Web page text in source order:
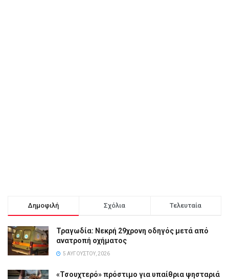
Δημοφιλή Σχόλια Τελευταία
Τραγωδία: Νεκρή 29χρονη οδηγός μετά από
ανατροπή οχήματος
5 ΑΥΓΟΎΣΤΟΥ, 2026
«Τσουχτερό» πρόστιμο για υπαίθρια ψησταριά